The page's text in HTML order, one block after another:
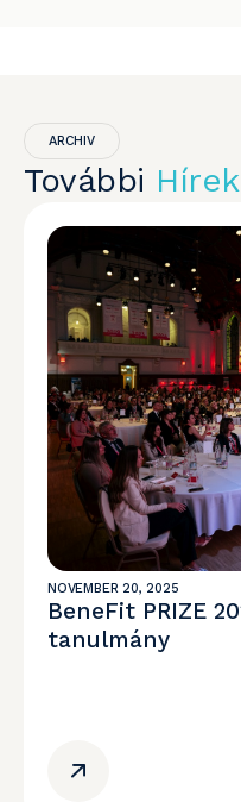
ARCHIV
További Hírek
NOVEMBER 20, 2025
BeneFit PRIZE
tanulmány